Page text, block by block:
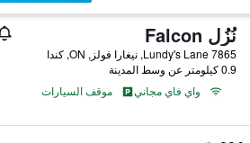
نُزُل Falcon
7865 Lundy's Lane, نيغارا فولز, ON, كندا
0.9 كيلومتر عن وسط المدينة
واي فاي مجاني
موقف السيارات